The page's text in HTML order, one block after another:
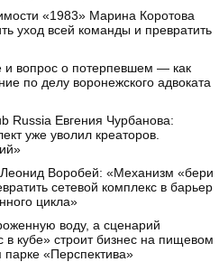
«1983» Марина Коротова
уход всей команды и превратить
и вопрос о потерпевшем — как
по делу воронежского адвоката
Russia Евгения Чурбанова:
уже уволил креаторов.
Леонид Воробей: «Механизм «бери
сетевой комплекс в барьер
цикла»
воду, а сценарий
в кубе» строит бизнес на пищевом
«Перспектива»